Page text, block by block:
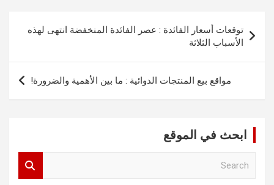
المقالات
توقعات أسعار الفائدة : عصر الفائدة المنخفضة انتهى لهذه
الأسباب الثلاثة
مواقع بيع المنتجات الدوائية : ما بين الأهمية والضرورة!
ابحث في الموقع